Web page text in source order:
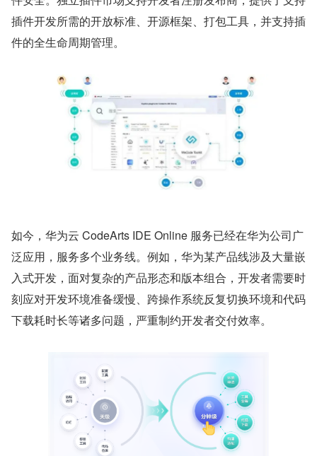
插件开发所需的开放标准、开源框架、打包工具，并支持插
件的全生命周期管理。
如今，华为云 CodeArts IDE Online 服务已经在华为公司广
泛应用，服务多个业务线。例如，华为某产品线涉及大量嵌
入式开发，面对复杂的产品形态和版本组合，开发者需要时
刻应对开发环境准备缓慢、跨操作系统反复切换环境和代码
下载耗时长等诸多问题，严重制约开发者交付效率。